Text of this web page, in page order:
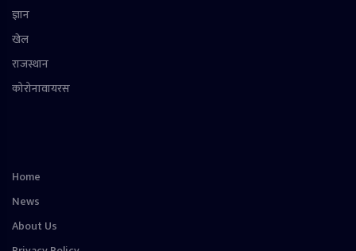
ज्ञान
खेल
राजस्थान
कोरोनावायरस
Home
News
About Us